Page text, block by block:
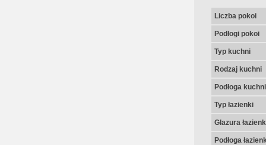
Liczba pokoi
Podłogi pokoi
Typ kuchni
Rodzaj kuchni
Podłoga kuchni
Typ łazienki
Glazura
Podłoga